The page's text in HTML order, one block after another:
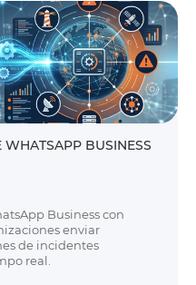
BUSINESS
Business con
enviar
de incidentes
real.